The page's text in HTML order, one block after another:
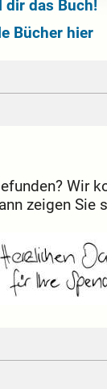
dir das Buch!
Bücher hier
Wir
zeigen Sie